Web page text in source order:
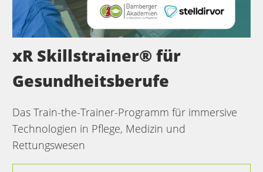
xR Skillstrainer® für
Gesundheits­berufe
Das Train-the-Trainer-Programm für immersive
Technologien in Pflege, Medizin und
Rettungswesen